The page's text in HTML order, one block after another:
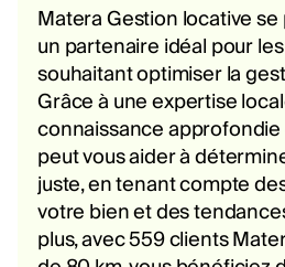
Matera Gestion locative
un partenaire idéal pour
souhaitant optimiser la
Grâce à une expertise
connaissance
peut vous aider à
juste, en tenant compte
votre bien et des
plus, avec 559 clients